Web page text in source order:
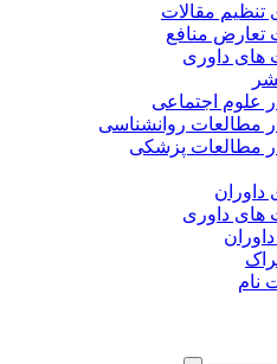
تنظیم مقالات
منافع
های داوری
علوم اجتماعی
مطالعات روانشناسی
مطالعات پزشکی
داوران
های داوری
نام